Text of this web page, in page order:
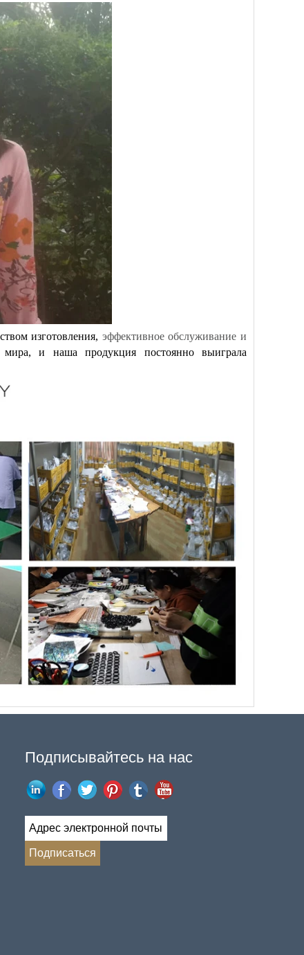
изготовления, эффективное обслуживание и
и наша продукция постоянно выиграла
Подписывайтесь на нас